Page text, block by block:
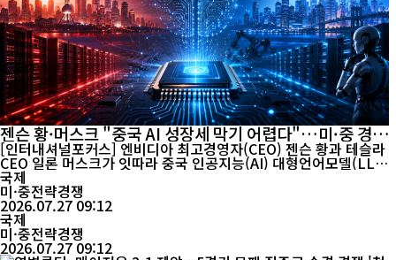
젠슨 황·머스크 "중국 AI 성장세 막기 어렵다"…미·중 경
쟁, 생태계 전쟁으로 확산
[인터내셔널포커스] 엔비디아 최고경영자(CEO) 젠슨 황과 테슬라
CEO 일론 머스크가 잇따라 중국 인공지능(AI) 대형언어모델(LLM)
의 경쟁력을 높이 평가하며 "중국 AI의 성장세는 규제만으로 막기
어렵다"는 견해를 내놨다. 두 사람은 앞으로 AI 경쟁의 승패는 기술
뿐 아니라 인재와 반도체, 전력, 개방형 생태계를 얼마나 확보하느냐
국제
미·중전략경쟁
2026.07.27 09:12
국제
미·중전략경쟁
2026.07.27 09:12